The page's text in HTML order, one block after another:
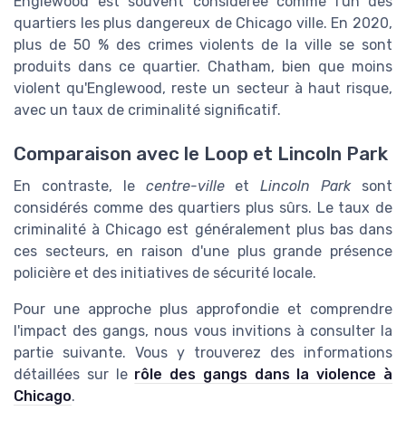
quartiers les plus dangereux de Chicago ville. En 2020,
plus de 50 % des crimes violents de la ville se sont
produits dans ce quartier. Chatham, bien que moins
violent qu'Englewood, reste un secteur à haut risque,
avec un taux de criminalité significatif.
Comparaison avec le Loop et Lincoln Park
En contraste, le centre-villeetLincoln Parksont
considérés comme des quartiers plus sûrs. Le taux de
criminalité à Chicago est généralement plus bas dans
ces secteurs, en raison d'une plus grande présence
policière et des initiatives de sécurité locale.
Pour une approche plus approfondie et comprendre
l'impact des gangs, nous vous invitions à consulter la
partie suivante. Vous y trouverez des informations
détaillées sur le rôle des gangs dans la violence à
Chicago.